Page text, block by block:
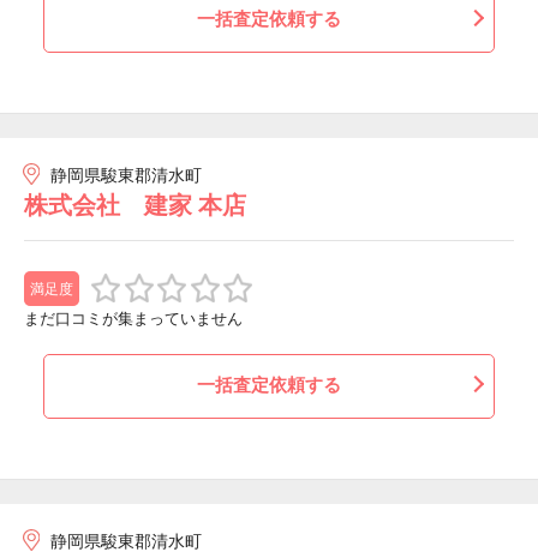
一括査定依頼する
静岡県駿東郡清水町
株式会社 建家 本店
満足度
まだ口コミが集まっていません
一括査定依頼する
静岡県駿東郡清水町